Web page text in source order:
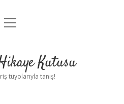
Uyarı
menüyü
Kutusu
tüyolarıyla tanış!